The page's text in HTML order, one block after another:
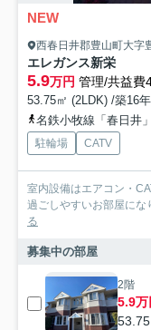
NEW
西春日井郡豊山町大字
エレガンス新栄
5.9万円 管理/共益費
53.75㎡ (2LDK) /築16
名鉄小牧線「春日井
駐輪場 CATV
室内設備はエアコン・
過ごしやすいお部屋にな
る
募集中の部屋
2階
5.9万